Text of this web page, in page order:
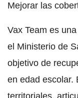
Mejorar las
Vax Team es
el Ministerio de
objetivo de
en edad escolar.